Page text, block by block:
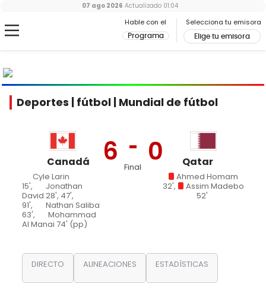
Hable con el
Programa
Selecciona tu emisora
Elige tu emisora
07 ago 2026 Actualizado 01:04
Deportes | fútbol | Mundial de fútbol
Canadá 6
Cyle Larin
15',
Jonathan
David 28', 47',
91',
Nathan Saliba
63',
Mohammad
Al Manai 74' (pp)
Qatar
0
Ahmed Homam
32',
Assim Madebo
52'
Final
DIRECTO ALINEACIONES ESTADÍSTICAS